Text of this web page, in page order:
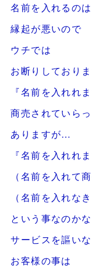
名前を入れるのは
縁起が悪いので
ウチでは
お断りしておりま
『名前を入れれ
商売されていら
ありますが…
『名前を入れれ
（名前を入れて
（名前を入れな
という事なのか
サービスを謳い
お客様の事は